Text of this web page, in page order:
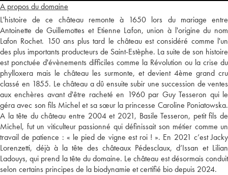
A propos du domaine
L'histoire de ce château remonte à 1650 lors du mariage entre
Antoinette de Guillemottes et Etienne Lafon, union à l'origine du nom
Lafon Rochet. 150 ans plus tard le château est considéré comme l'un
des plus importants producteurs de Saint-Estèphe. La suite de son histoire
est ponctuée d'évènements difficiles comme la Révolution ou la crise du
phylloxera mais le château les surmonte, et devient 4ème grand cru
classé en 1855. Le château a dû ensuite subir une succession de ventes
aux enchères avant d'être racheté en 1960 par Guy Tesseron qui le
géra avec son fils Michel et sa sœur la princesse Caroline Poniatowska.
A la tête du château entre 2004 et 2021, Basile Tesseron, petit fils de
Michel, fut un viticulteur passionné qui définissait son métier comme un
travail de patience : « le pied de vigne est roi ! ». En 2021 c’est Jacky
Lorenzetti, déjà à la tête des châteaux Pédesclaux, d’Issan et Lilian
Ladouys, qui prend la tête du domaine. Le château est désormais conduit
selon certains principes de la biodynamie et certifié bio depuis 2024.